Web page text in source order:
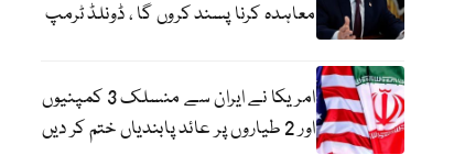
معاہدہ کرنا پسند کروں گا ، ڈونلڈ ٹرمپ
امریکا نے ایران سے منسلک 3 کمپنیوں
اور 2 طیاروں پر عائد پابندیاں ختم کر دیں